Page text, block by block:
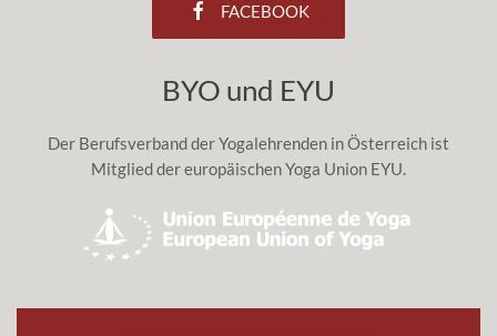
FACEBOOK
BYO und EYU
Der Berufsverband der Yogalehrenden in Österreich ist
Mitglied der europäischen Yoga Union EYU.